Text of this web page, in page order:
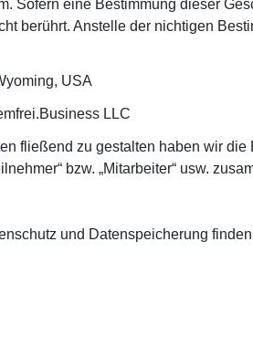
Sofern eine Bestimmung dieser
berührt. Anstelle der nichtigen
USA
LLC
fließend zu gestalten haben wir
bzw. „Mitarbeiter“ usw.
und Datenspeicherung